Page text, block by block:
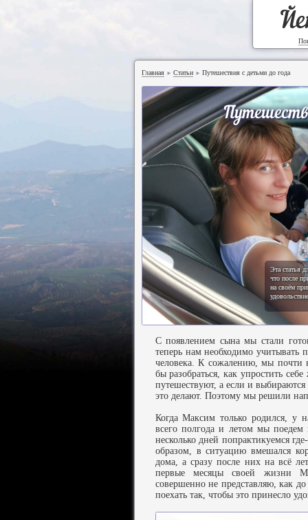
Главная ► Статьи ► Путешествия с детьми до года
Эта статья
что после
на своём
С появлением сына мы стали
теперь нам необходимо учитывать
человека. К сожалению, мы почти
бы разобраться, как упростить
путешествуют, а если и
это делают. Поэтому мы решили
Когда Максим только родился, у
всего полгода и летом мы
несколько дней попрактикуемся
образом, в ситуацию вмешался
дома, а сразу после них на всё
первые месяцы своей жизни
совершенно не представляю, как
поехать так, чтобы это принесло